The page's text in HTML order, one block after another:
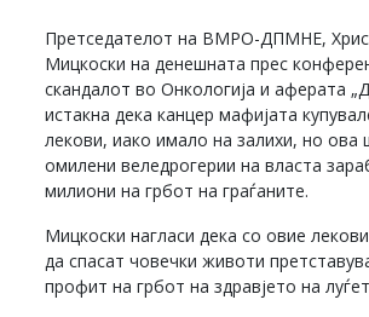
Претседателот на ВМРО-ДПМНЕ,
Мицкоски на денешната прес
скандалот во Онкологија и аферата
истакна дека канцер мафијата
лекови, иако имало на залихи, но ова
омилени веледрогерии на власта
милиони на грбот на граѓаните.
Мицкоски нагласи дека со овие
да спасат човечки животи
профит на грбот на здравјето на